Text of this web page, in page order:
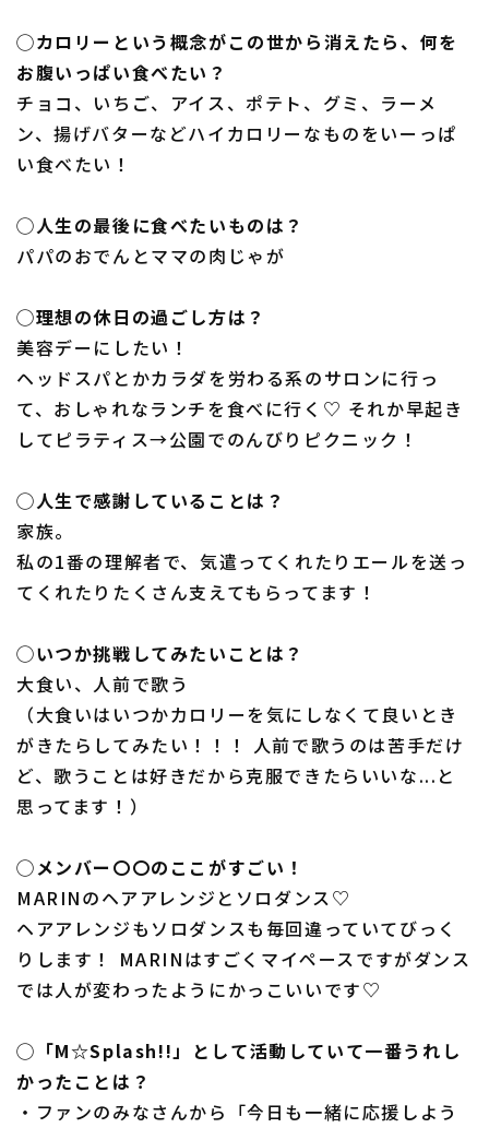
◯カロリーという概念がこの世から消えたら、何を
お腹いっぱい食べたい？
チョコ、いちご、アイス、ポテト、グミ、ラーメ
ン、揚げバターなどハイカロリーなものをいーっぱ
い食べたい！
◯人生の最後に食べたいものは？
パパのおでんとママの肉じゃが
◯理想の休日の過ごし方は？
美容デーにしたい！
ヘッドスパとかカラダを労わる系のサロンに行っ
て、おしゃれなランチを食べに行く♡ それか早起き
してピラティス→公園でのんびりピクニック！
◯人生で感謝していることは？
家族。
私の1番の理解者で、気遣ってくれたりエールを送っ
てくれたりたくさん支えてもらってます！
◯いつか挑戦してみたいことは？
大食い、人前で歌う
（大食いはいつかカロリーを気にしなくて良いとき
がきたらしてみたい！！！ 人前で歌うのは苦手だけ
ど、歌うことは好きだから克服できたらいいな...と
思ってます！）
◯メンバー〇〇のここがすごい！
MARINのヘアアレンジとソロダンス♡
ヘアアレンジもソロダンスも毎回違っていてびっく
りします！ MARINはすごくマイペースですがダンス
では人が変わったようにかっこいいです♡
◯「M☆Splash!!」として活動していて一番うれし
かったことは？
・ファンのみなさんから「今日も一緒に応援しよう